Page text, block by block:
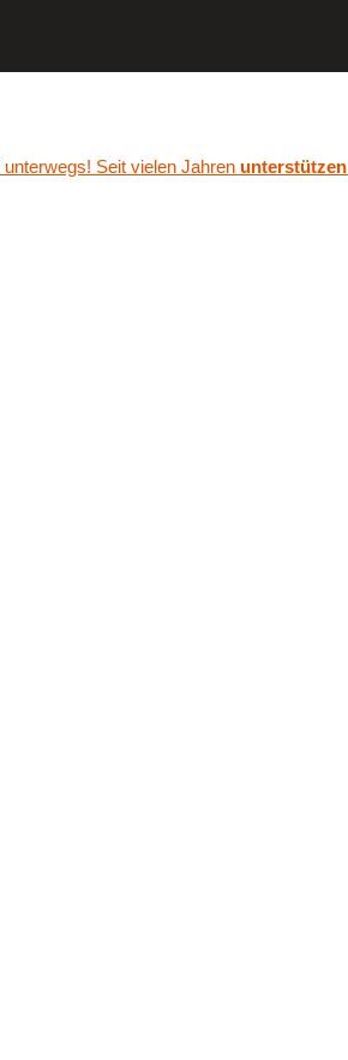
unterwegs! Seit vielen Jahren unterstützen